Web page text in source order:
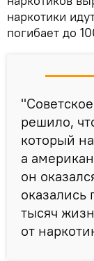
наркотики
погибает до
решило,
который
а
он
оказались
тысяч
от